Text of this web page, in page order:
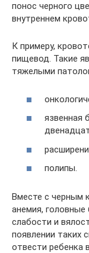
понос черного
внутреннем
К примеру,
пищевод. Такие
тяжелыми
язвенная
полипы.
Вместе с черным
анемия,
слабости и
появлении таких
отвести ребенка